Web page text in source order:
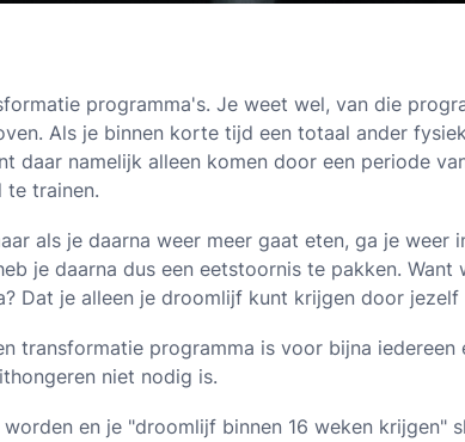
programma's. Je weet wel, van die
Als je binnen korte tijd een totaal ander
daar namelijk alleen komen door een periode
te trainen.
als je daarna weer meer gaat eten, ga je weer
je daarna dus een eetstoornis te pakken. Want
Dat je alleen je droomlijf kunt krijgen door jezelf
transformatie programma is voor bijna iedereen
niet nodig is.
en je "droomlijf binnen 16 weken krijgen"